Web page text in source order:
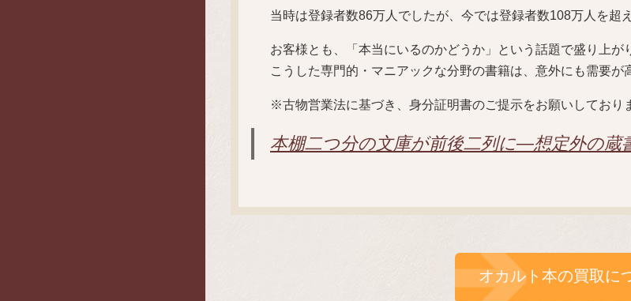
当時は登録者数86万人でしたが、今では登録者数108万人を超
お客様とも、「本当にいるのかどうか」という話題で盛り上が
こうした専門的・マニアックな分野の書籍は、意外にも需要が
※古物営業法に基づき、身分証明書のご提示をお願いしており
本棚二つ分の文庫が前後二列に―想定外の蔵
オカルト本の買取に